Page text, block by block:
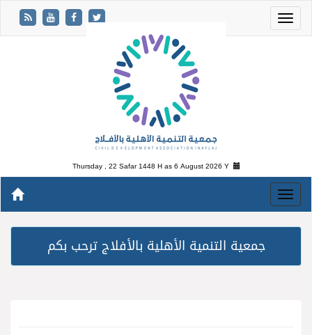
Thursday , 22 Safar 1448 H as6 August 2026 Y
جمعية التنمية الأهلية بالأفلاج ترحب بكم